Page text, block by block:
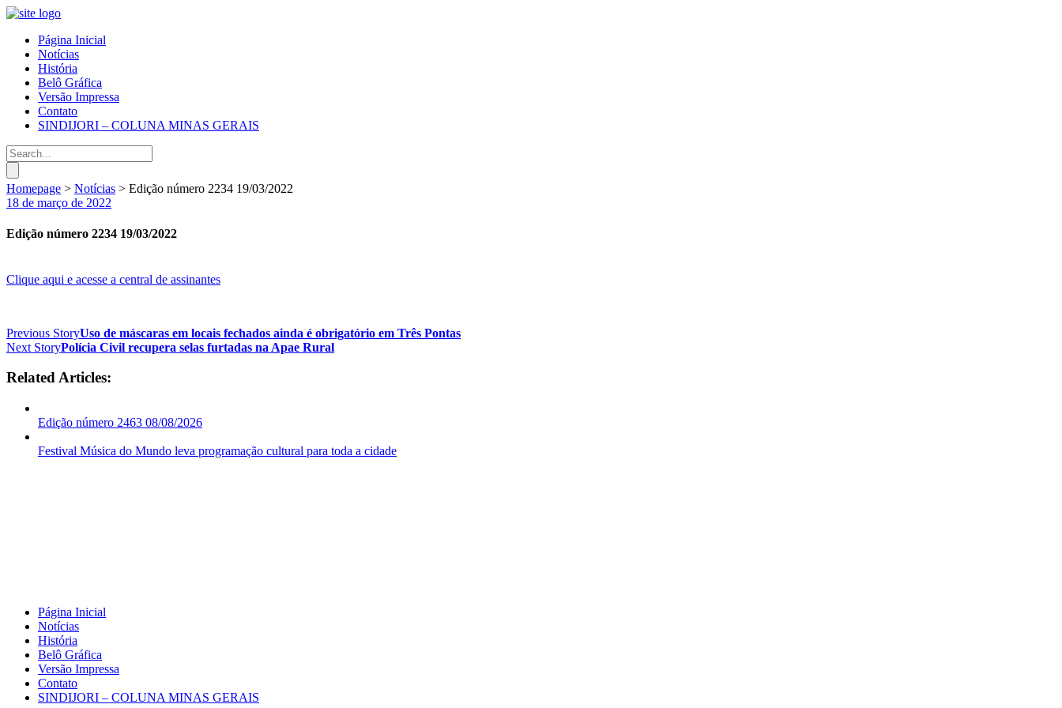
Página Inicial
Notícias
História
Belô Gráfica
Versão Impressa
Contato
SINDIJORI – COLUNA MINAS GERAIS
Homepage > Notícias > Edição número 2234 19/03/2022
18 de março de 2022
Edição número 2234 19/03/2022
Clique aqui e acesse a central de assinantes
Previous StoryUso de máscaras em locais fechados ainda é obrigatório em Três Pontas
Next StoryPolícia Civil recupera selas furtadas na Apae Rural
Related Articles:
Edição número 2463 08/08/2026
Festival Música do Mundo leva programação cultural para toda a cidade
Página Inicial
Notícias
História
Belô Gráfica
Versão Impressa
Contato
SINDIJORI – COLUNA MINAS GERAIS